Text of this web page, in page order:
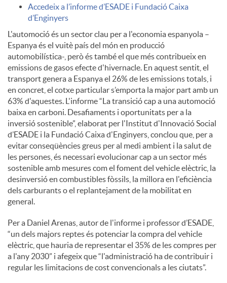
u
t
s
Accedeix a l’informe d’ESADE i Fundació Caixa
d’Enginyers
L'automoció és un sector clau per a l'economia espanyola –
Espanya és el vuitè país del món en producció
automobilística-, però és també el que més contribueix en
emissions de gasos efecte d'hivernacle. En aquest sentit, el
transport genera a Espanya el 26% de les emissions totals, i
en concret, el cotxe particular s’emporta la major part amb un
63% d'aquestes. L'informe “La transició cap a una automoció
baixa en carboni. Desafiaments i oportunitats per a la
inversió sostenible”, elaborat per l'Institut d'Innovació Social
d’ESADE i la Fundació Caixa d'Enginyers, conclou que, per a
evitar conseqüències greus per al medi ambient i la salut de
les persones, és necessari evolucionar cap a un sector més
sostenible amb mesures com el foment del vehicle elèctric, la
desinversió en combustibles fòssils, la millora en l'eficiència
dels carburants o el replantejament de la mobilitat en
general.
Per a Daniel Arenas, autor de l'informe i professor d’ESADE,
“un dels majors reptes és potenciar la compra del vehicle
elèctric, que hauria de representar el 35% de les compres per
a l'any 2030” i afegeix que “l'administració ha de contribuir i
regular les limitacions de cost convencionals a les ciutats”.